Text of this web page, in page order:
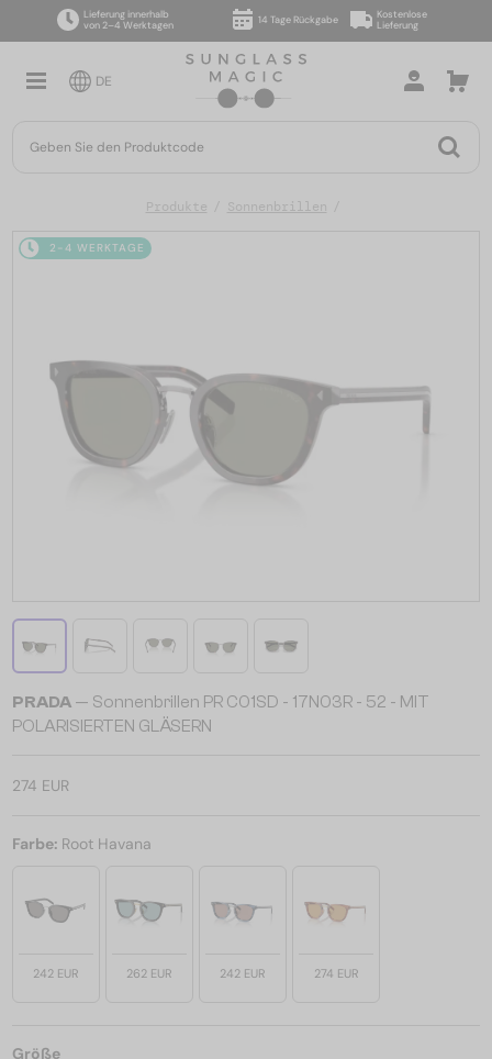
Lieferung innerhalb
von 2–4 Werktagen
14 Tage Rückgabe
Kostenlose
Lieferung
DE
Produkte Sonnenbrillen
2-4 WERKTAGE
PRADA — Sonnenbrillen PR C01SD - 17N03R - 52 - MIT
POLARISIERTEN GLÄSERN
274 EUR
Farbe: Root Havana
242 EUR 262 EUR 242 EUR 274 EUR
Größe